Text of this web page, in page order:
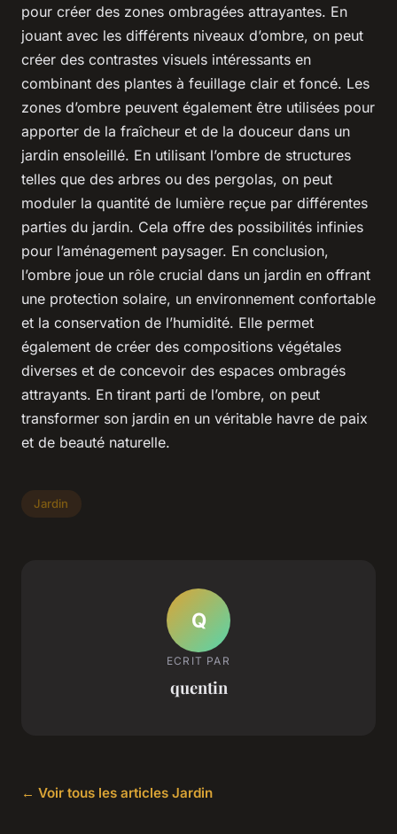
pour créer des zones ombragées attrayantes. En
jouant avec les différents niveaux d’ombre, on peut
créer des contrastes visuels intéressants en
combinant des plantes à feuillage clair et foncé. Les
zones d’ombre peuvent également être utilisées pour
apporter de la fraîcheur et de la douceur dans un
jardin ensoleillé. En utilisant l’ombre de structures
telles que des arbres ou des pergolas, on peut
moduler la quantité de lumière reçue par différentes
parties du jardin. Cela offre des possibilités infinies
pour l’aménagement paysager. En conclusion,
l’ombre joue un rôle crucial dans un jardin en offrant
une protection solaire, un environnement confortable
et la conservation de l’humidité. Elle permet
également de créer des compositions végétales
diverses et de concevoir des espaces ombragés
attrayants. En tirant parti de l’ombre, on peut
transformer son jardin en un véritable havre de paix
et de beauté naturelle.
Jardin
Q
ECRIT PAR
quentin
← Voir tous les articles Jardin